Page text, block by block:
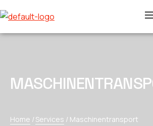
Home / Services / Maschinentransport